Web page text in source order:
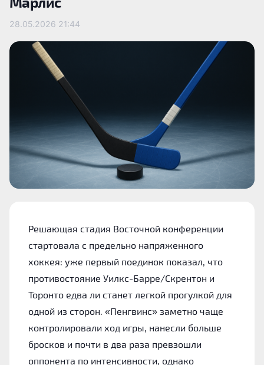
28.05.2026 21:44
Решающая стадия Восточной конференции
стартовала с предельно напряженного
хоккея: уже первый поединок показал, что
противостояние Уилкс-Барре/Скрентон и
Торонто едва ли станет легкой прогулкой для
одной из сторон. «Пенгвинс» заметно чаще
контролировали ход игры, нанесли больше
бросков и почти в два раза превзошли
оппонента по интенсивности, однако